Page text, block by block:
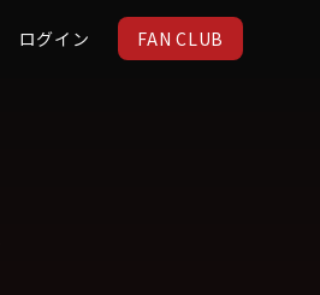
ログイン FAN CLUB